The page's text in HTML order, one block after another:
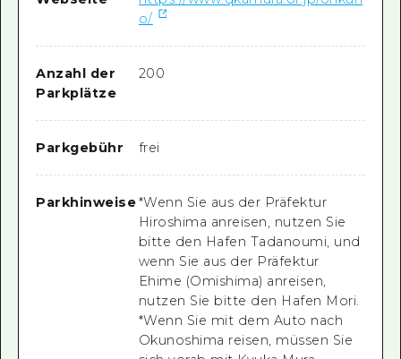
o/
Anzahl der
Parkplätze
200
Parkgebühr frei
Parkhinweise*Wenn Sie aus der Präfektur
Hiroshima anreisen, nutzen Sie
bitte den Hafen Tadanoumi, und
wenn Sie aus der Präfektur
Ehime (Omishima) anreisen,
nutzen Sie bitte den Hafen Mori.
*Wenn Sie mit dem Auto nach
Okunoshima reisen, müssen Sie